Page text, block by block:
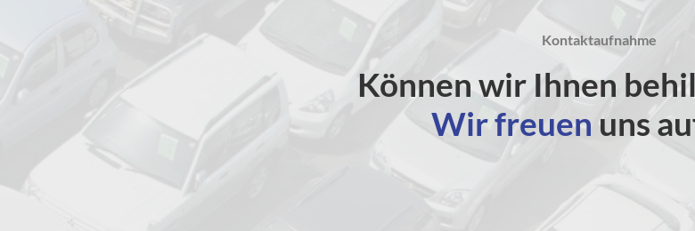
Kontaktaufnahme
Können wir Ihnen
Wir freuen uns